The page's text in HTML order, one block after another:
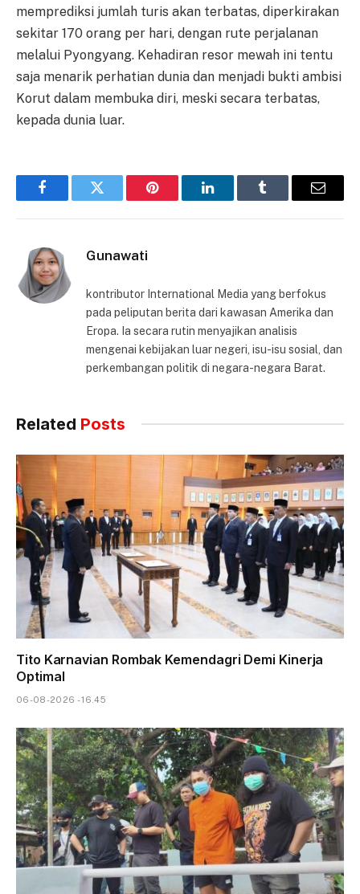
memprediksi jumlah turis akan terbatas, diperkirakan
sekitar 170 orang per hari, dengan rute perjalanan
melalui Pyongyang. Kehadiran resor mewah ini tentu
saja menarik perhatian dunia dan menjadi bukti ambisi
Korut dalam membuka diri, meski secara terbatas,
kepada dunia luar.
FacebookTwitter Pinterest LinkedInTumblr Email
Gunawati
kontributor International Media yang berfokus
pada peliputan berita dari kawasan Amerika dan
Eropa. Ia secara rutin menyajikan analisis
mengenai kebijakan luar negeri, isu-isu sosial, dan
perkembangan politik di negara-negara Barat.
Related Posts
Tito Karnavian Rombak Kemendagri Demi Kinerja
Optimal
06-08-2026 - 16.45